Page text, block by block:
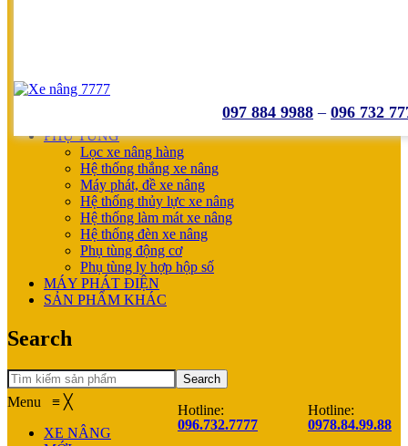
XE NÂNG TAY
PHỤ TÙNG
Lọc xe nâng hàng
Hệ thống thắng xe nâng
Máy phát, đề xe nâng
Hệ thống thủy lực xe nâng
Hệ thống làm mát xe nâng
Hệ thống đèn xe nâng
Phụ tùng động cơ
Phụ tùng ly hợp hộp số
MÁY PHÁT ĐIỆN
SẢN PHẨM KHÁC
Search
Search
Hotline:
096.732.7777
Hotline:
0978.84.99.88
Menu ≡ ╳
XE NÂNG
097 884 9988 – 096 732